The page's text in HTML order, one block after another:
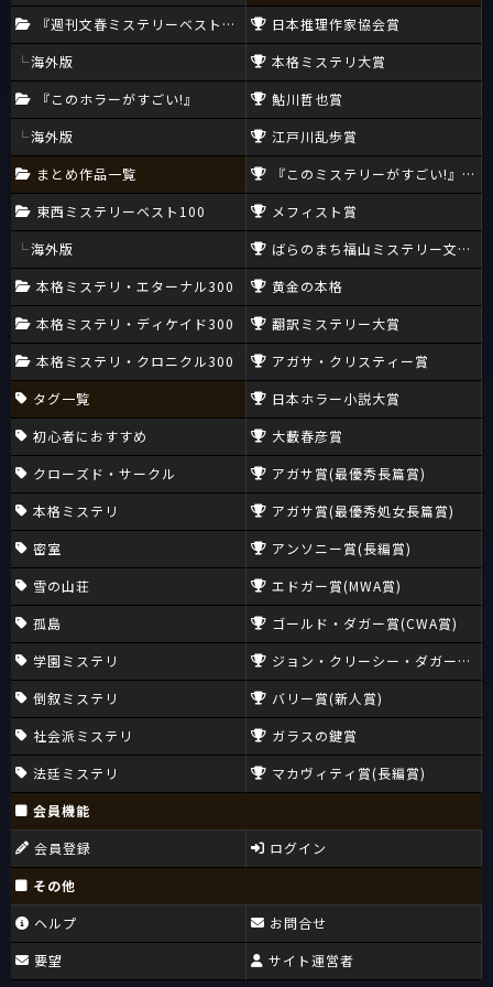
『週刊文春ミステリーベスト10』
海外版
『このホラーがすごい!』
海外版
まとめ作品一覧
東西ミステリーベスト100
海外版
本格ミステリ・エターナル300
本格ミステリ・ディケイド300
本格ミステリ・クロニクル300
タグ一覧
初心者におすすめ
クローズド・サークル
本格ミステリ
密室
雪の山荘
孤島
学園ミステリ
倒叙ミステリ
社会派ミステリ
法廷ミステリ
日本推理作家協会賞
本格ミステリ大賞
鮎川哲也賞
江戸川乱歩賞
『このミステリーがすごい!』大賞
メフィスト賞
ばらのまち福山ミステリー文学新
黄金の本格
翻訳ミステリー大賞
アガサ・クリスティー賞
日本ホラー小説大賞
大藪春彦賞
アガサ賞(最優秀長篇賞)
アガサ賞(最優秀処女長篇賞)
アンソニー賞(長編賞)
エドガー賞(MWA賞)
ゴールド・ダガー賞(CWA賞)
ジョン・クリーシー・ダガー賞
バリー賞(新人賞)
ガラスの鍵賞
マカヴィティ賞(長編賞)
会員機能
会員登録
ログイン
その他
ヘルプ
要望
お問合せ
サイト運営者